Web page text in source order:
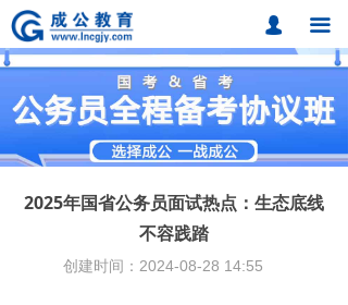
끀
首页
课程中心
题库中心
网校课程
成公合作
넙
2025年国省公务员面试热点：生态底线
不容践踏
创建时间： 2024-08-28 14:55